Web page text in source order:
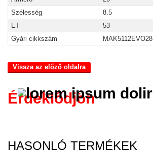
Szélesség
8.5
ET
53
Gyári cikkszám
MAK5112EVO28
Vissza az előző oldalra
Érdeklődjön
HASONLÓ TERMÉKEK